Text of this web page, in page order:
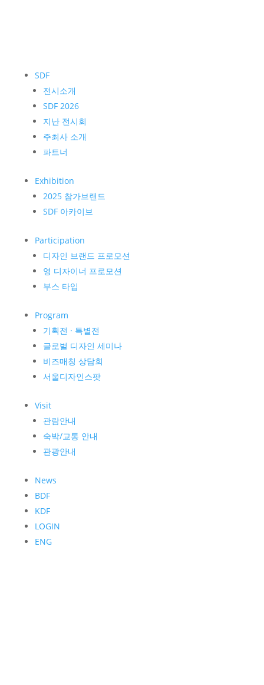
SDF
전시소개
SDF 2026
지난 전시회
주최사 소개
파트너
Exhibition
2025 참가브랜드
SDF 아카이브
Participation
디자인 브랜드 프로모션
영 디자이너 프로모션
부스 타입
Program
기획전 · 특별전
글로벌 디자인 세미나
비즈매칭 상담회
서울디자인스팟
Visit
관람안내
숙박/교통 안내
관광안내
News
BDF
KDF
LOGIN
ENG